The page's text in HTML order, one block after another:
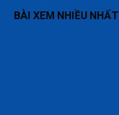
BÀI XEM NHIỀU NHẤT